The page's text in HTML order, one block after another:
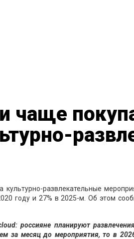
чаще
культурно-развлекательные
году и 27% в 2025-м. Об этом
россияне планируют
за месяц до мероприятия, то в